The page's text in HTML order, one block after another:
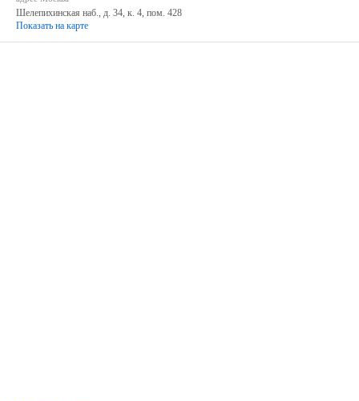
Шелепихинская наб., д. 34, к. 4, пом. 428
Показать на карте